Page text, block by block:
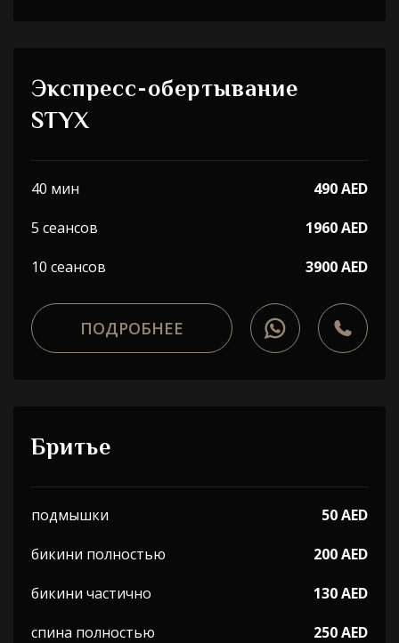
Экспресс-обертывание
STYX
40 мин
490 AED
5 сеансов
1960 AED
10 сеансов
3900 AED
ПОДРОБНЕЕ
Бритье
подмышки
50 AED
бикини полностью
200 AED
бикини частично
130 AED
спина полностью
250 AED